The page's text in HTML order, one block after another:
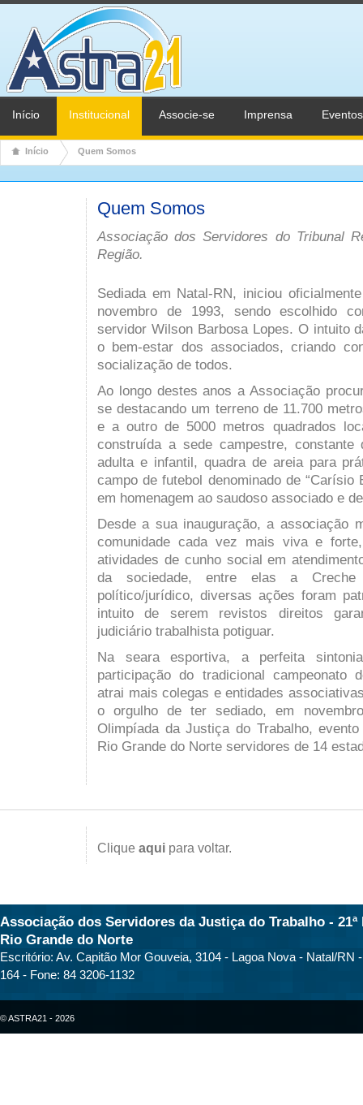
Início Institucional Associe-se Imprensa Eventos
Início Quem Somos
Quem Somos
Associação dos Servidores do Tribunal
Região.
Sediada em Natal-RN, iniciou
novembro de 1993, sendo escolhido
servidor Wilson Barbosa Lopes. O intuito
o bem-estar dos associados, criando
socialização de todos.
Ao longo destes anos a Associação
se destacando um terreno de 11.700
e a outro de 5000 metros quadrados
construída a sede campestre,
adulta e infantil, quadra de areia para
campo de futebol denominado de “Carísio
em homenagem ao saudoso associado e
Desde a sua inauguração, a associação
comunidade cada vez mais viva e
atividades de cunho social em
da sociedade, entre elas a
político/jurídico, diversas ações foram
intuito de serem revistos direitos
judiciário trabalhista potiguar.
Na seara esportiva, a perfeita
participação do tradicional campeonato
atrai mais colegas e entidades
o orgulho de ter sediado, em
Olimpíada da Justiça do Trabalho,
Rio Grande do Norte servidores de 14
Clique aqui para voltar.
Associação dos Servidores da Justiça do Trabalho - 21ª
Rio Grande do Norte
Escritório: Av. Capitão Mor Gouveia, 3104 - Lagoa Nova - Natal/RN
164 - Fone: 84 3206-1132
© ASTRA21 - 2026